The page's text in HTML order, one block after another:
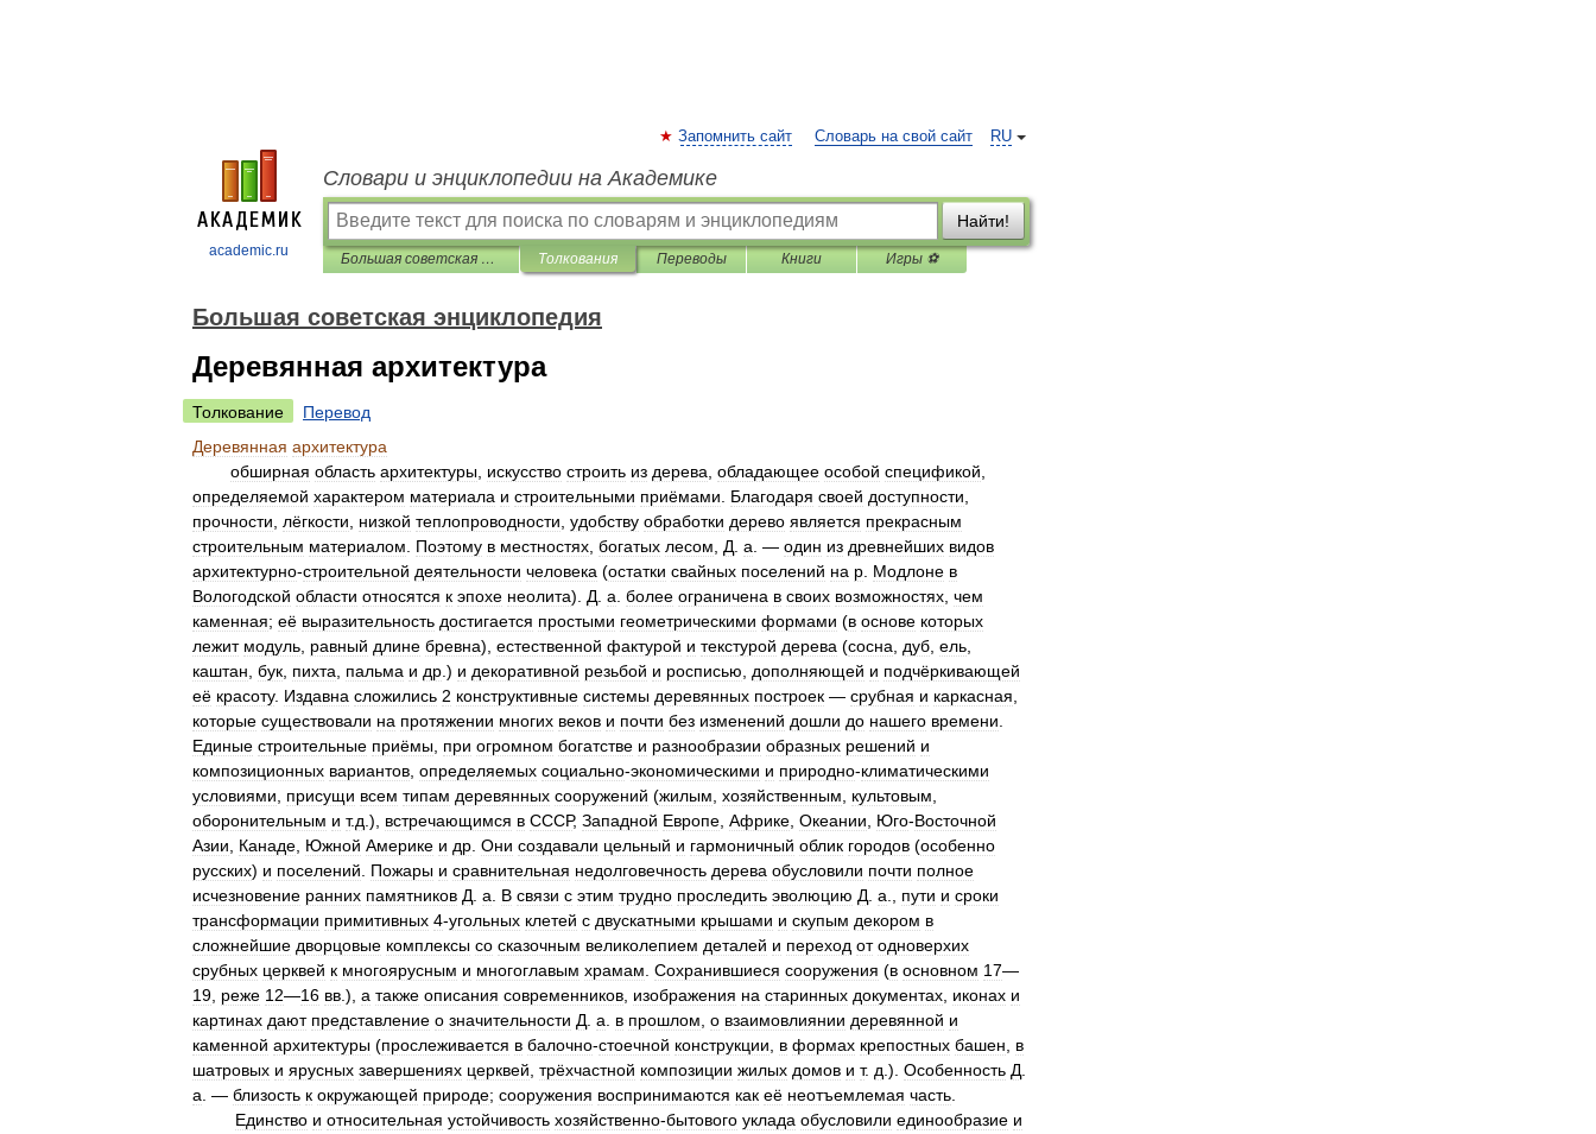
academic.ru
RU
Запомнить сайт Словарь на свой сайт
Словари и энциклопедии на Академике
Найти!
Большая советская энциклопедия Толкования Переводы Книги Игры ⚽
Большая советская энциклопедия
Деревянная архитектура
Толкование
Перевод
Деревянная архитектура
обширная область архитектуры искусство строить из дерева обладающее особой спецификой
определяемой характером материала и строительными приёмами Благодаря своей доступности
прочности
лёгкости низкой теплопроводности удобству обработки дерево является прекрасным
строительным материалом Поэтому в местностях богатых лесом Д а . — один из древнейших видов
архитектурно-строительной деятельности человека (остатки свайных поселений на р Модлоне в
Вологодской области относятся к эпохе неолита). Д а более ограничена в своих возможностях чем
каменная; её выразительность достигается простыми геометрическими формами (в основе которых
лежит модуль равный длине бревна), естественной фактурой и текстурой дерева (сосна дуб ель
каштан бук пихта пальма и др .) и декоративной резьбой и росписью дополняющей и подчёркивающей
её красоту. Издавна сложились 2 конструктивные системы деревянных построек — срубная и каркасная
которые существовали на протяжении многих веков и почти без изменений дошли до нашего времени
Единые строительные приёмы при огромном богатстве и разнообразии образных решений и
композиционных вариантов определяемых социально-экономическими и природно-климатическими
условиями
присущи всем типам деревянных сооружений (жилым хозяйственным культовым
оборонительным и т.д .), встречающимся в СССР, Западной Европе Африке Океании Юго-Восточной
Азии
Канаде Южной Америке и др Они создавали цельный и гармоничный облик городов (особенно
русских) и поселений Пожары и сравнительная недолговечность дерева обусловили почти полное
исчезновение ранних памятников Д а В связи с этим трудно проследить эволюцию Д а пути и сроки
трансформации примитивных 4-угольных клетей с двускатными крышами и скупым декором в
сложнейшие дворцовые комплексы со сказочным великолепием деталей и переход от одноверхих
срубных церквей к многоярусным и многоглавым храмам Сохранившиеся сооружения (в основном 17—
19 реже 12—16 вв .), а также описания современников изображения на старинных документах иконах и
картинах дают представление о значительности Д а в прошлом о взаимовлиянии деревянной и
каменной архитектуры (прослеживается в балочно-стоечной конструкции в формах крепостных башен
в
шатровых и ярусных завершениях церквей трёхчастной композиции жилых домов и т. д .). Особенность Д
а . — близость к окружающей природе; сооружения воспринимаются как её неотъемлемая часть
Единство и относительная устойчивость хозяйственно-бытового уклада обусловили единообразие и